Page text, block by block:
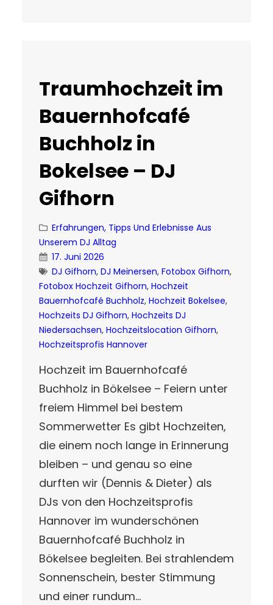
Traumhochzeit im
Bauernhofcafé
Buchholz in
Bokelsee – DJ
Gifhorn
Erfahrungen, Tipps Und Erlebnisse Aus
Unserem DJ Alltag
17. Juni 2026
DJ Gifhorn, DJ Meinersen, Fotobox Gifhorn
Fotobox Hochzeit Gifhorn, Hochzeit
Bauernhofcafé Buchholz, Hochzeit Bokelsee
Hochzeits DJ Gifhorn, Hochzeits DJ
Niedersachsen, Hochzeitslocation Gifhorn
Hochzeitsprofis Hannover
Hochzeit im Bauernhofcafé
Buchholz in Bökelsee – Feiern unter
freiem Himmel bei bestem
Sommerwetter Es gibt Hochzeiten,
die einem noch lange in Erinnerung
bleiben – und genau so eine
durften wir (Dennis & Dieter) als
DJs von den Hochzeitsprofis
Hannover im wunderschönen
Bauernhofcafé Buchholz in
Bökelsee begleiten. Bei strahlendem
Sonnenschein, bester Stimmung
und einer rundum…